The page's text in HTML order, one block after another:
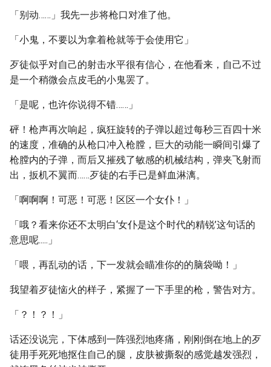
「别动……」我先一步将枪口对准了他。
「小鬼，不要以为拿着枪就等于会使用它」
歹徒似乎对自己的射击水平很有信心，在他看来，自己不过
是一个稍微会点皮毛的小鬼罢了。
「是呢，也许你说得不错……」
砰！枪声再次响起，疯狂旋转的子弹以超过每秒三百四十米
的速度，准确的从枪口冲入枪膛，巨大的动能一瞬间引爆了
枪膛内的子弹，而后又摧残了敏感的机械结构，弹夹飞射而
出，扳机不翼而……歹徒的右手已是鲜血淋漓。
「啊啊啊！可恶！可恶！区区一个女仆！」
「哦？看来你还不太明白‘女仆是这个时代的精锐’这句话的
意思呢.....」
「喂，再乱动的话，下一发就会瞄准你的的脑袋呦！」
我望着歹徒恼火的样子，紧握了一下手里的枪，警告对方。
「？！？！」
话还没说完，下体感到一阵强烈地疼痛，刚刚倒在地上的歹
徒用手死死地抠住自己的腿，皮肤被撕裂的感觉越发强烈，